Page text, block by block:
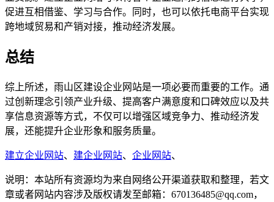
促进互相借鉴、学习与合作。同时，也可以依托电商平台实现
跨地域贸易和产销对接，推动经济发展。
总结
综上所述，雨山区建设企业网站是一项必要而重要的工作。通
过创新理念引领产业升级、提高客户满意度和口碑效应以及共
享信息资源等方式，不仅可以增强区域竞争力、推动经济发
展，还能提升企业形象和服务质量。
建立企业网站、 建企业网站、 企业网站、
说明：本站所有资源均为来自网络公开渠道获取和整理，若文
章或者网站内容涉及版权请发至邮箱：670136485@qq.com，